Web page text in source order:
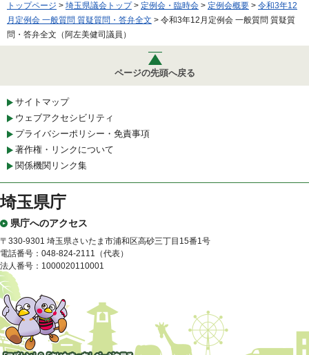
トップページ > 埼玉県議会トップ> 定例会・臨時会 > 定例会概要 > 令和3年12
月定例会 一般質問 質疑質問・答弁全文 > 令和3年12月定例会 一般質問 質疑質
問・答弁全文（阿左美健司議員）
ページの先頭へ戻る
サイトマップ
ウェブアクセシビリティ
プライバシーポリシー・免責事項
著作権・リンクについて
関係機関リンク集
埼玉県庁
県庁へのアクセス
〒330-9301 埼玉県さいたま市浦和区高砂三丁目15番1号
電話番号：048-824-2111（代表）
法人番号：1000020110001